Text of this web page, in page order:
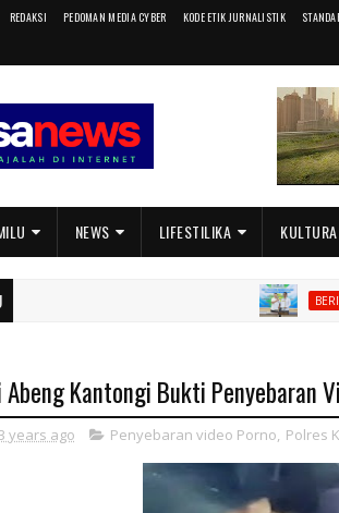
REDAKSI PEDOMAN MEDIA CYBER KODE ETIK JURNALISTIK
NEWS LIFESTILIKA KULTURA
BERITA UTAMA
Kantongi Bukti Penyebaran
years ago Penyebaran video Porno, Polres